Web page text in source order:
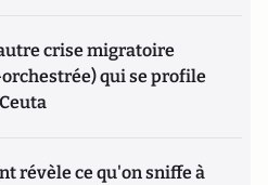
crise migratoire
qui se profile
révèle ce qu'on sniffe à